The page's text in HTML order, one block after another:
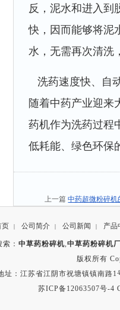
反，泥水和进入到
快，因而能够将泥
水，无需再次清洗
洗药速度快、自
随着中药产业迎来
药机作为洗药过程
低耗能、绿色环保
上一篇中药超微粉碎
页 | 公司简介 | 公司新闻 | 产品
索：中草药粉碎机,中草药粉碎机
版权所有
址：江苏省江阴市祝塘镇镇南路
苏ICP备12063507号-4